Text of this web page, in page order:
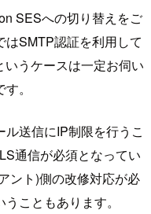
SESへの切り替えをご
SMTP認証を利用して
うケースは一定お伺い
。
送信にIP制限を行うこ
通信が必須となってい
ント)側の改修対応が必
こともあります。